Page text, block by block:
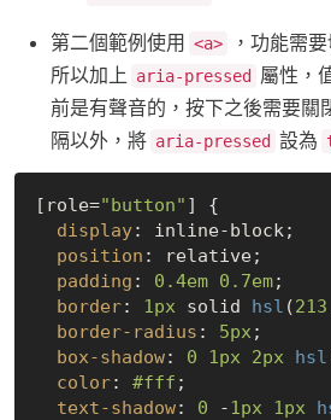
第二個範例使用 <a>
，功能需
所以加上
aria-pressed 屬性，
前是有聲音的，按下之後需要關
隔以外，將 aria-pressed 設為
[role="button" ]
{
display: inline-block;
position : relative;
padding : 0.4em 0.7em;
border: 1px solid hsl (213
border-radius : 5px ;
box-shadow: 0 1px 2px hsl
color: #fff ;
text-shadow: 0 -1px 1px